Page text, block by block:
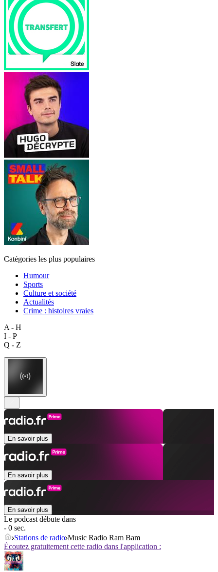
Catégories les plus populaires
Humour
Sports
Culture et société
Actualités
Crime : histoires vraies
A - H
I - P
Q - Z
En savoir plus
En savoir plus
En savoir plus
Le podcast débute dans
- 0 sec.
Stations de radio Music Radio Ram Bam
Écoutez gratuitement cette radio dans l'application :